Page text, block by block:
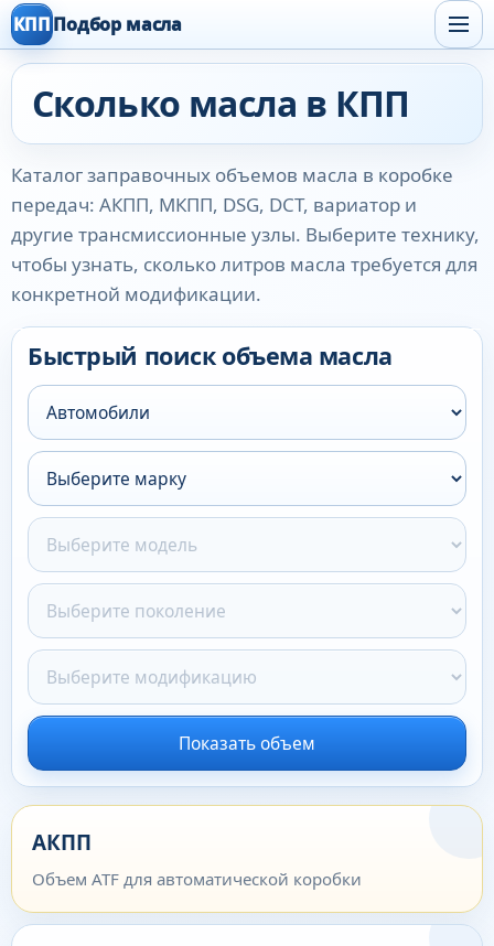
КПППодбор масла
Сколько масла в КПП
Каталог заправочных объемов масла в коробке
передач: АКПП, МКПП, DSG, DCT, вариатор и
другие трансмиссионные узлы. Выберите технику,
чтобы узнать, сколько литров масла требуется для
конкретной модификации.
Быстрый поиск объема масла
Показать объем
АКПП
Объем ATF для автоматической коробки